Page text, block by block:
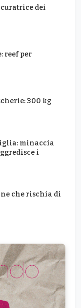
dei
reef per
300 kg
minaccia
i
che rischia di